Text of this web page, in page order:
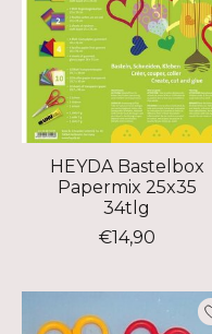
HEYDA Bastelbox
Papermix 25x35
34tlg
€14,90